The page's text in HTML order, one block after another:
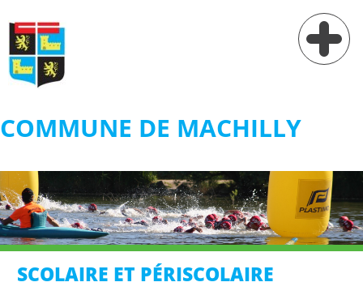
COMMUNE DE MACHILLY
Vie pratique
Services
Village
Contact
SCOLAIRE ET PÉRISCOLAIRE